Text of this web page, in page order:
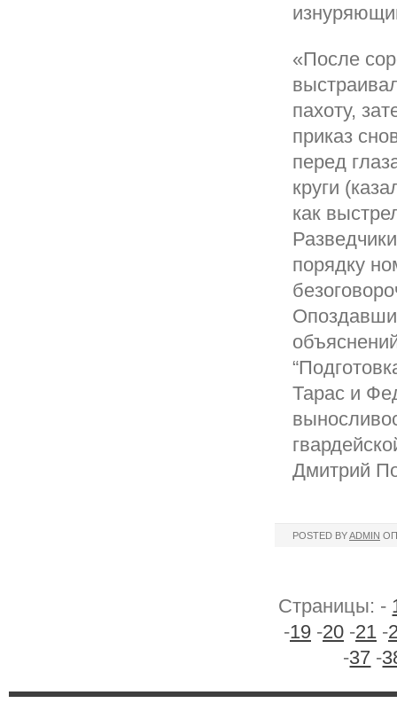
«После
пахоту,
приказ
перед
круги
как
порядку
Тарас и
Дмитрий
POSTED BYADMIN
Страницы: -
-19 -20 -21 -
-37 -